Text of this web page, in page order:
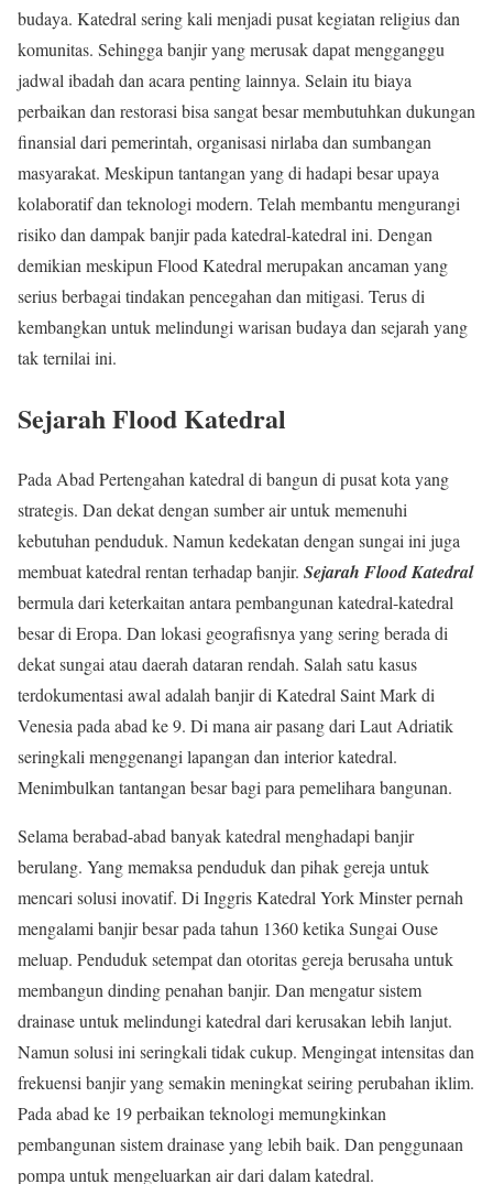
budaya. Katedral sering kali menjadi pusat kegiatan religius dan
komunitas. Sehingga banjir yang merusak dapat mengganggu
jadwal ibadah dan acara penting lainnya. Selain itu biaya
perbaikan dan restorasi bisa sangat besar membutuhkan dukungan
finansial dari pemerintah, organisasi nirlaba dan sumbangan
masyarakat. Meskipun tantangan yang di hadapi besar upaya
kolaboratif dan teknologi modern. Telah membantu mengurangi
risiko dan dampak banjir pada katedral-katedral ini. Dengan
demikian meskipun Flood Katedral merupakan ancaman yang
serius berbagai tindakan pencegahan dan mitigasi. Terus di
kembangkan untuk melindungi warisan budaya dan sejarah yang
tak ternilai ini.
Sejarah Flood Katedral
Pada Abad Pertengahan katedral di bangun di pusat kota yang
strategis. Dan dekat dengan sumber air untuk memenuhi
kebutuhan penduduk. Namun kedekatan dengan sungai ini juga
membuat katedral rentan terhadap banjir. Sejarah Flood Katedral
bermula dari keterkaitan antara pembangunan katedral-katedral
besar di Eropa. Dan lokasi geografisnya yang sering berada di
dekat sungai atau daerah dataran rendah. Salah satu kasus
terdokumentasi awal adalah banjir di Katedral Saint Mark di
Venesia pada abad ke 9. Di mana air pasang dari Laut Adriatik
seringkali menggenangi lapangan dan interior katedral.
Menimbulkan tantangan besar bagi para pemelihara bangunan.
Selama berabad-abad banyak katedral menghadapi banjir
berulang. Yang memaksa penduduk dan pihak gereja untuk
mencari solusi inovatif. Di Inggris Katedral York Minster pernah
mengalami banjir besar pada tahun 1360 ketika Sungai Ouse
meluap. Penduduk setempat dan otoritas gereja berusaha untuk
membangun dinding penahan banjir. Dan mengatur sistem
drainase untuk melindungi katedral dari kerusakan lebih lanjut.
Namun solusi ini seringkali tidak cukup. Mengingat intensitas dan
frekuensi banjir yang semakin meningkat seiring perubahan iklim.
Pada abad ke 19 perbaikan teknologi memungkinkan
pembangunan sistem drainase yang lebih baik. Dan penggunaan
pompa untuk mengeluarkan air dari dalam katedral.